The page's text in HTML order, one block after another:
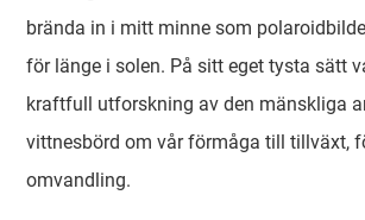
brända in i mitt minne som
för länge i solen. På sitt eget tysta sätt
kraftfull utforskning av den mänskliga
vittnesbörd om vår förmåga till tillväxt,
omvandling.